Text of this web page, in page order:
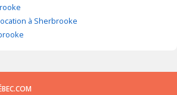
à Sherbrooke